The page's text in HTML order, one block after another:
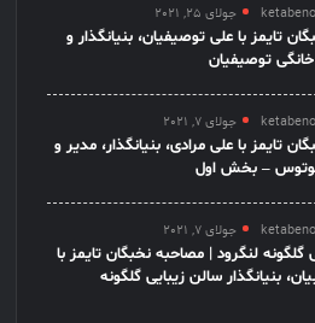
جولای 25, 2021
تایمز با علی توصیفیان، بنیانگذار و
خانگی توصیفیان
جولای 7, 2021
تایمز با علی مرادی، بنیانگذار، مدیر و
لوتوس – بخش اول
جولای 7, 2021
گلگونه لنگرود | مصاحبه نخبگان تایمز با
بنیانگذار سالن زیبایی گلگونه